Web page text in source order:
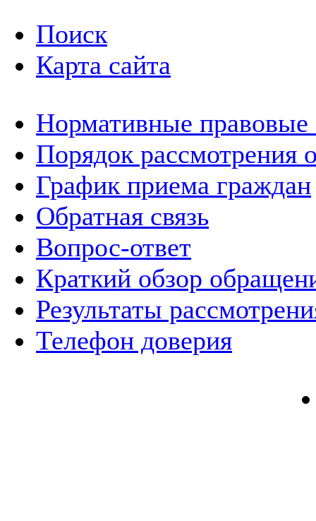
Поиск
Карта сайта
Нормативные правовые
Порядок рассмотрения
График приема граждан
Обратная связь
Вопрос-ответ
Краткий обзор
Результаты
Телефон доверия